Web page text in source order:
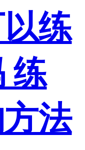
练
练
法